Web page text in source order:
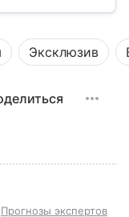
Эксклюзив
Прогнозы экспертов